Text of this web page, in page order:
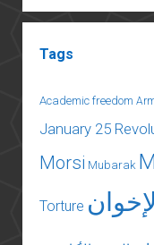
Tags
Academic freedom
January 25
Morsi Mubarak
Torture الإخوان